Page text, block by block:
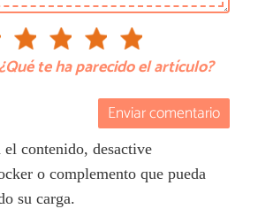
¿Qué te ha parecido el artículo?
Enviar comentario
contenido, desactive
o complemento que pueda
su carga.